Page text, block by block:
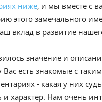
ниже, и мы вместе с
этого замечального
вклад в развитие
значение и
Вас есть знакомые с
- какая у них
и характер. Нам очень